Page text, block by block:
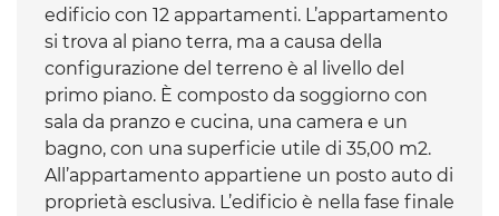
edificio con 12 appartamenti. L’appartamento
si trova al piano terra, ma a causa della
configurazione del terreno è al livello del
primo piano. È composto da soggiorno con
sala da pranzo e cucina, una camera e un
bagno, con una superficie utile di 35,00 m2.
All’appartamento appartiene un posto auto di
proprietà esclusiva. L’edificio è nella fase finale